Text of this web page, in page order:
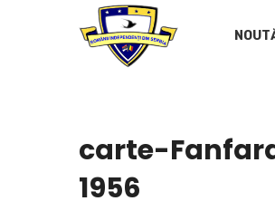
carte-
1956